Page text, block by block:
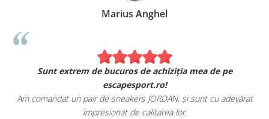
Marius Anghel
Sunt extrem de bucuros de achiziția mea de pe
escapesport.ro!
Am comandat un pair de sneakers JORDAN, și sunt cu adevărat
impresionat de calitatea lor.